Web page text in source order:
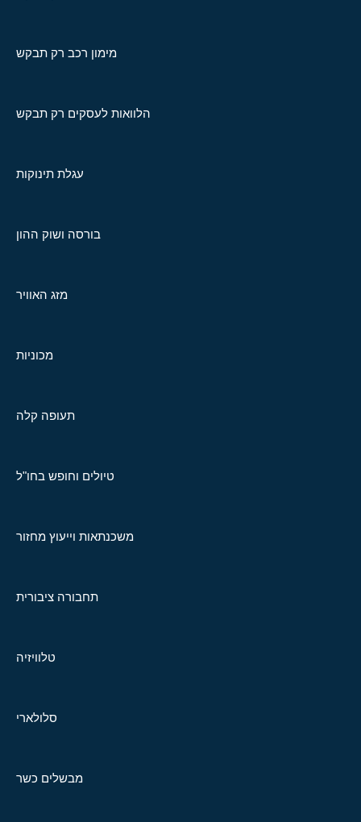
מימון רכב רק תבקש
הלוואות לעסקים רק תבקש
עגלת תינוקות
בורסה ושוק ההון
מזג האוויר
מכוניות
תעופה קלה
טיולים וחופש בחו"ל
משכנתאות וייעוץ מחזור
תחבורה ציבורית
טלוויזיה
סלולארי
מבשלים כשר